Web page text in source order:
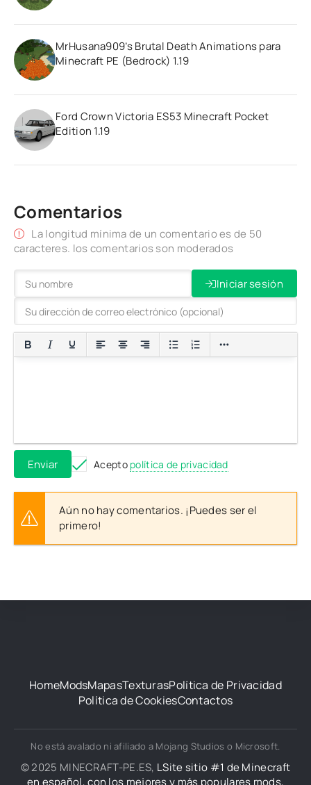
MrHusana909’s Brutal Death Animations para
Minecraft PE (Bedrock) 1.19
Ford Crown Victoria ES53 Minecraft Pocket
Edition 1.19
Comentarios
La longitud mínima de un comentario es de 50
caracteres. los comentarios son moderados
Iniciar sesión
Enviar Acepto política de privacidad
Aún no hay comentarios. ¡Puedes ser el
primero!
HomeModsMapasTexturasPolítica de Privacidad
Política de CookiesContactos
No está avalado ni afiliado a Mojang Studios o Microsoft.
© 2025 MINECRAFT-PE.ES, LSite sitio #1 de Minecraft